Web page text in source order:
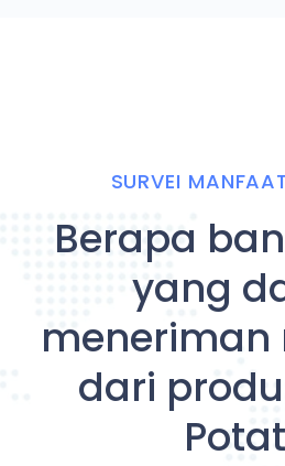
SURVEI
Berapa
yang
dari